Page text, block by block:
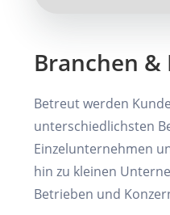
Branchen &
Betreut werden
unterschiedlichsten
Einzelunternehmen
hin zu kleinen
Betrieben und